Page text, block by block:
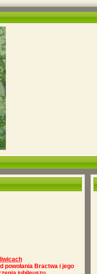
powołania Bractwa i jego